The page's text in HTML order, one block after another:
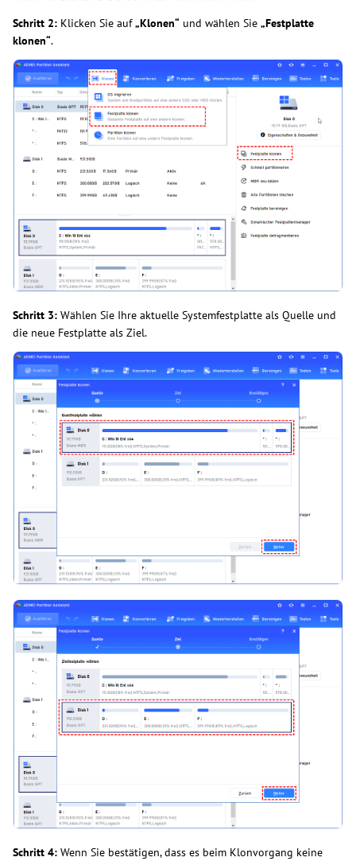
Schritt 2: Klicken Sie auf„Klonen“ und wählen Sie „Festplatte
klonen“.
Schritt 3: Wählen Sie Ihre aktuelle Systemfestplatte als Quelle und
die neue Festplatte als Ziel.
Schritt 4: Wenn Sie bestätigen, dass es beim Klonvorgang keine